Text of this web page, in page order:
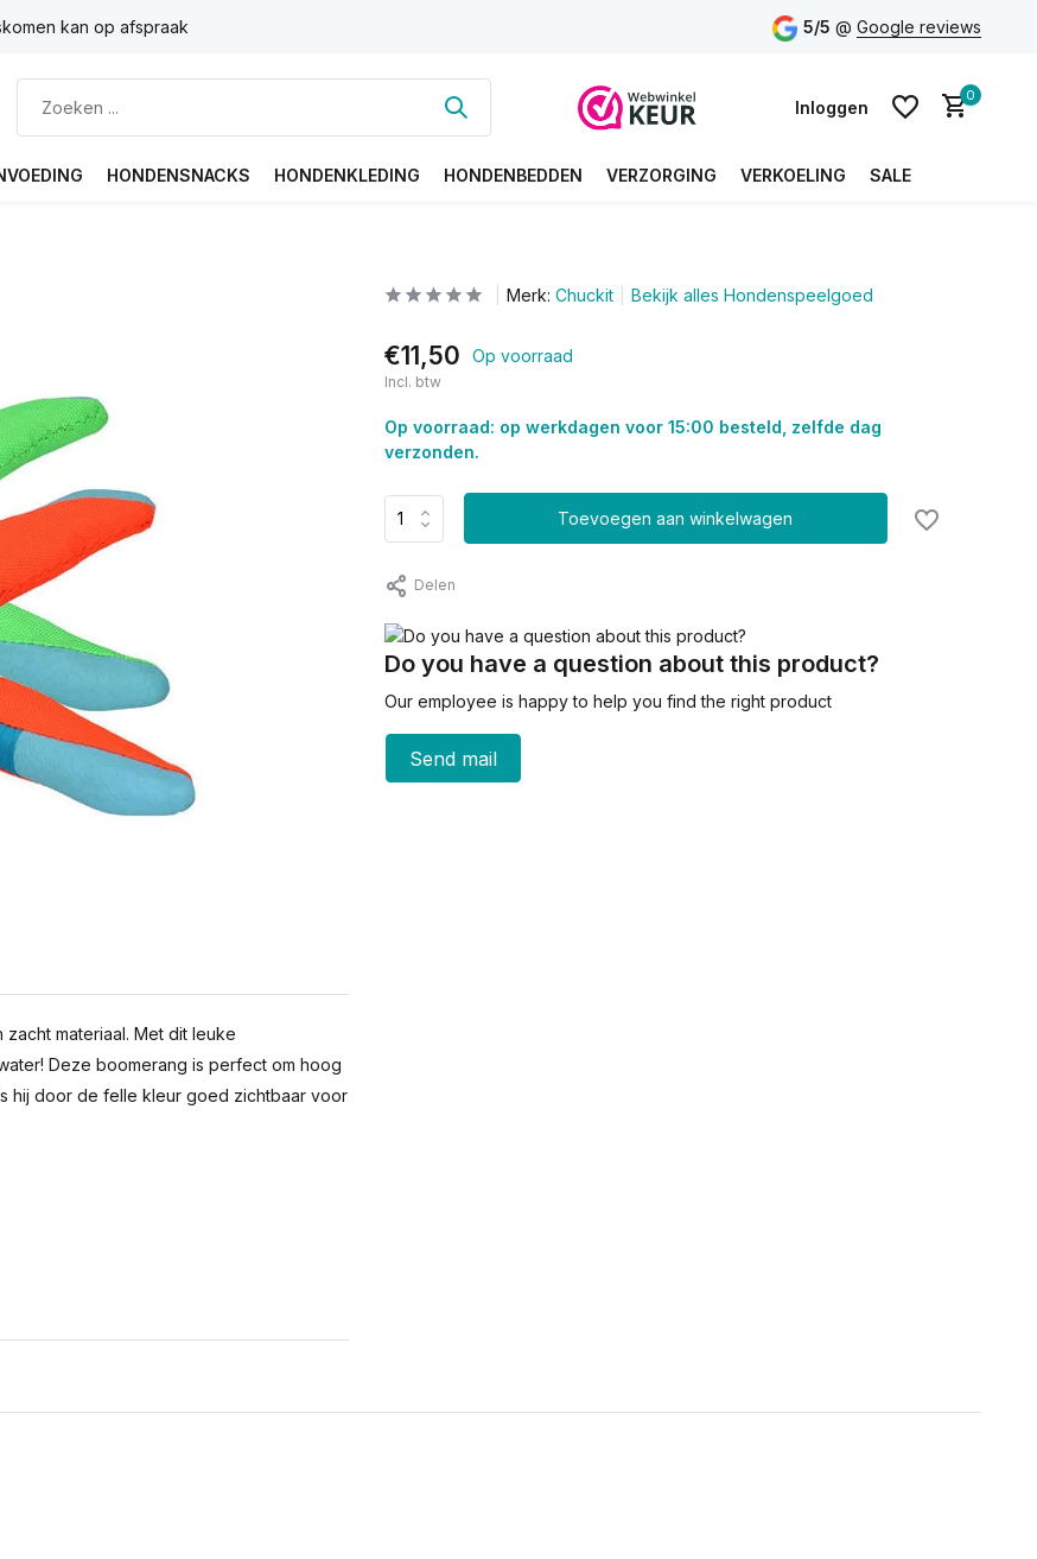
kan op afspraak 5/5 @ Google reviews
Inloggen
0
HONDENSNACKS HONDENKLEDING HONDENBEDDEN VERZORGING VERKOELING SALE
materiaal. Met dit leuke
Deze boomerang is perfect om hoog
hij door de felle kleur goed zichtbaar voor
Merk: Chuckit Bekijk alles Hondenspeelgoed
€11,50 Op voorraad
Incl. btw
Op voorraad: op werkdagen voor 15:00 besteld, zelfde dag
verzonden.
Toevoegen aan winkelwagen
Delen
Do you have a question about this product?
Our employee is happy to help you find the right product
Send mail